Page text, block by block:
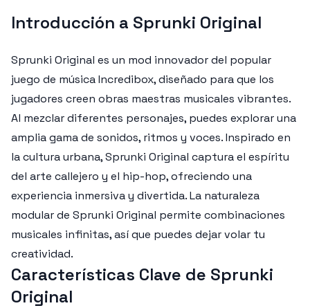
Introducción a Sprunki Original
Sprunki Original es un mod innovador del popular
juego de música Incredibox, diseñado para que los
jugadores creen obras maestras musicales vibrantes.
Al mezclar diferentes personajes, puedes explorar una
amplia gama de sonidos, ritmos y voces. Inspirado en
la cultura urbana, Sprunki Original captura el espíritu
del arte callejero y el hip-hop, ofreciendo una
experiencia inmersiva y divertida. La naturaleza
modular de Sprunki Original permite combinaciones
musicales infinitas, así que puedes dejar volar tu
creatividad.
Características Clave de Sprunki
Original